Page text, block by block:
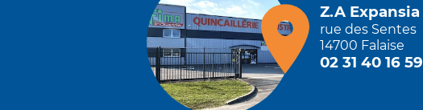
Z.A Expansia
rue des Sentes
14700 Falaise
02 31 40 16 59